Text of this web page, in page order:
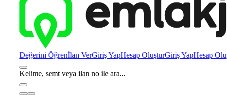
Değerini Öğrenİlan VerGiriş YapHesap OluşturGiriş YapHesap
Kelime, semt veya ilan no ile ara...